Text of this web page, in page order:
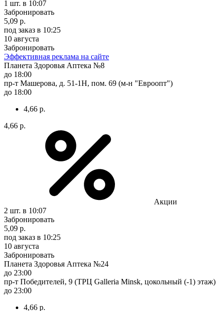
1 шт. в 10:07
Забронировать
5,09 р.
под заказ в 10:25
10 августа
Забронировать
Эффективная реклама на сайте
Планета Здоровья Аптека №8
до 18:00
пр-т Машерова, д. 51-1Н, пом. 69 (м-н "Евроопт")
до 18:00
4,66 р.
4,66 р.
Акции
2 шт. в 10:07
Забронировать
5,09 р.
под заказ в 10:25
10 августа
Забронировать
Планета Здоровья Аптека №24
до 23:00
пр-т Победителей, 9 (ТРЦ Galleria Minsk, цокольный (-1) этаж)
до 23:00
4,66 р.